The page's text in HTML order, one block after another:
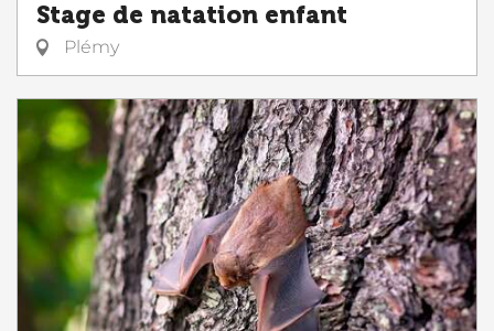
Stage de natation enfant
Plémy